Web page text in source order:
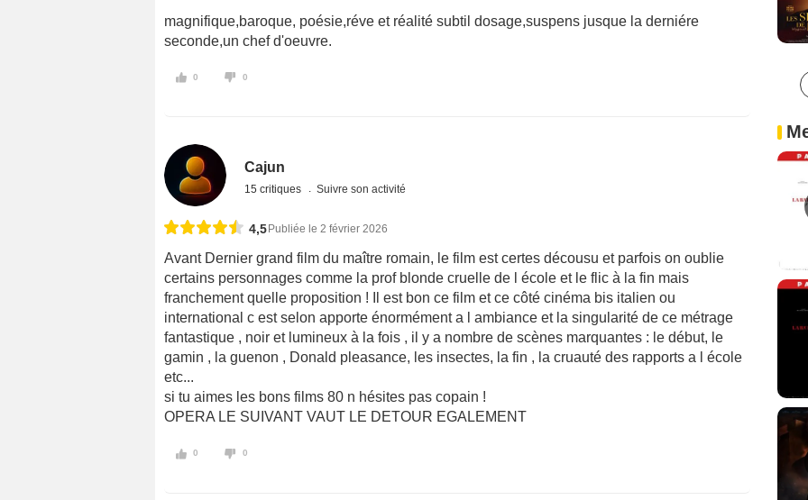
magnifique,baroque, poésie,réve et réalité subtil dosage,suspens jusque la derniére
seconde,un chef d'oeuvre.
0 0
Cajun
15 critiques Suivre son activité
4,5 Publiée le 2 février 2026
Avant Dernier grand film du maître romain, le film est certes décousu et parfois on oublie
certains personnages comme la prof blonde cruelle de l école et le flic à la fin mais
franchement quelle proposition ! Il est bon ce film et ce côté cinéma bis italien ou
international c est selon apporte énormément a l ambiance et la singularité de ce métrage
fantastique , noir et lumineux à la fois , il y a nombre de scènes marquantes : le début, le
gamin , la guenon , Donald pleasance, les insectes, la fin , la cruauté des rapports a l école
etc...
si tu aimes les bons films 80 n hésites pas copain !
OPERA LE SUIVANT VAUT LE DETOUR EGALEMENT
0 0